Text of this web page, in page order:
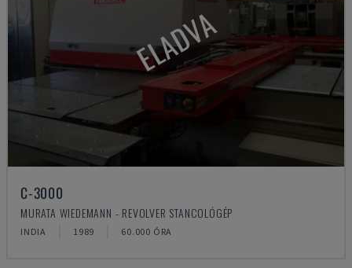
ELADVA
C-3000
MURATA WIEDEMANN - REVOLVER STANCOLÓGÉP
INDIA 1989 60.000 ÓRA